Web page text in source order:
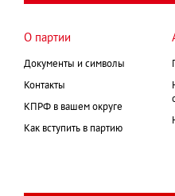
О партии
Документы и символы
Контакты
КПРФ в вашем округе
Как вступить в партию